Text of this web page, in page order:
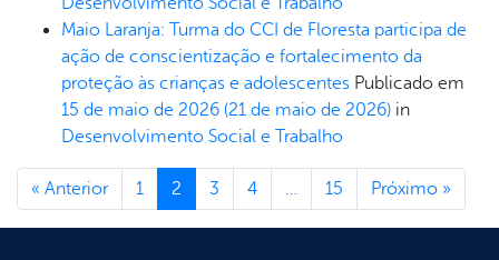
Maio Laranja: Turma do CCI de Floresta participa de
ação de conscientização e fortalecimento da
proteção às crianças e adolescentes Publicado em
15 de maio de 2026 (21 de maio de 2026) in
Desenvolvimento Social e Trabalho
« Anterior 1 2 3 4 … 15 Próximo »